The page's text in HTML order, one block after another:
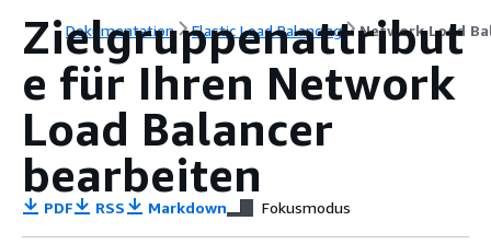
Dokumentation Elastic Load Balancing Network Load
Zielgruppenattribut
e für Ihren Network
Load Balancer
bearbeiten
PDF RSS Markdown Fokusmodus